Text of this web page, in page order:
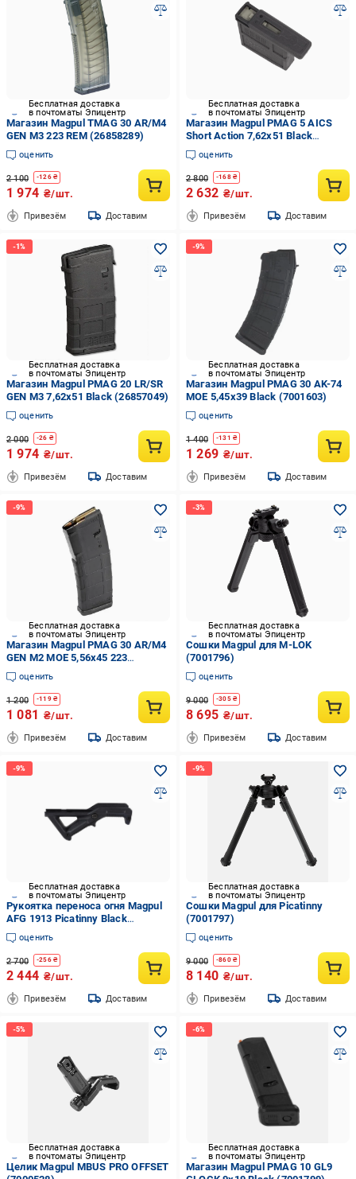
Бесплатная доставка
в почтоматы Эпицентр
Магазин Magpul TMAG 30 AR/M4
GEN M3 223 REM (26858289)
оценить
2 100 -126₴
1 974 ₴/шт.
Привезём Доставим
Бесплатная доставка
в почтоматы Эпицентр
Магазин Magpul PMAG 5 AICS
Short Action 7,62x51 Black
(26858264)
оценить
2 800 -168₴
2 632 ₴/шт.
Привезём Доставим
Бесплатная доставка
в почтоматы Эпицентр
Магазин Magpul PMAG 20 LR/SR
GEN M3 7,62x51 Black (26857049)
оценить
2 000 -26 ₴
1 974 ₴/шт.
Привезём Доставим
Бесплатная доставка
в почтоматы Эпицентр
Магазин Magpul PMAG 30 AK-74
MOE 5,45x39 Black (7001603)
оценить
1 400 -131 ₴
1 269 ₴/шт.
Привезём Доставим
Бесплатная доставка
в почтоматы Эпицентр
Магазин Magpul PMAG 30 AR/M4
GEN M2 MOE 5,56x45 223
(MAG571-BLK)
оценить
1 200 -119₴
1 081 ₴/шт.
Привезём Доставим
Бесплатная доставка
в почтоматы Эпицентр
Сошки Magpul для M-LOK
(7001796)
оценить
9 000 -305₴
8 695 ₴/шт.
Привезём Доставим
Бесплатная доставка
в почтоматы Эпицентр
Рукоятка переноса огня Magpul
AFG 1913 Picatinny Black
(7000509)
оценить
2 700 -256₴
2 444 ₴/шт.
Привезём Доставим
Бесплатная доставка
в почтоматы Эпицентр
Сошки Magpul для Picatinny
(7001797)
оценить
9 000 -860₴
8 140 ₴/шт.
Привезём Доставим
Бесплатная доставка
в почтоматы Эпицентр
Целик Magpul MBUS PRO OFFSET
Бесплатная доставка
в почтоматы Эпицентр
Магазин Magpul PMAG 10 GL9